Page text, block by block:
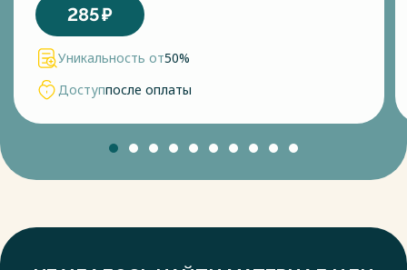
285₽
Уникальность от50%
Доступпосле оплаты